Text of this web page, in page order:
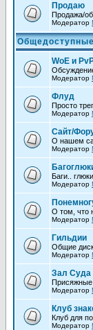
Продаю
Продажа/
Модератор
WoE и
Модератор
Флуд
Просто
Модератор
Сайт/
О нашем
Модератор
Баги..
Модератор
О том, что
Модератор
Гильдии
Общие
Модератор
Зал Суда
Присяжные
Модератор
Клуб
Клуб для
Модератор